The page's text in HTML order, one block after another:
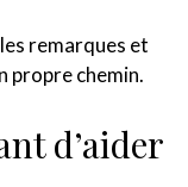
remarques et
propre chemin.
d’aider